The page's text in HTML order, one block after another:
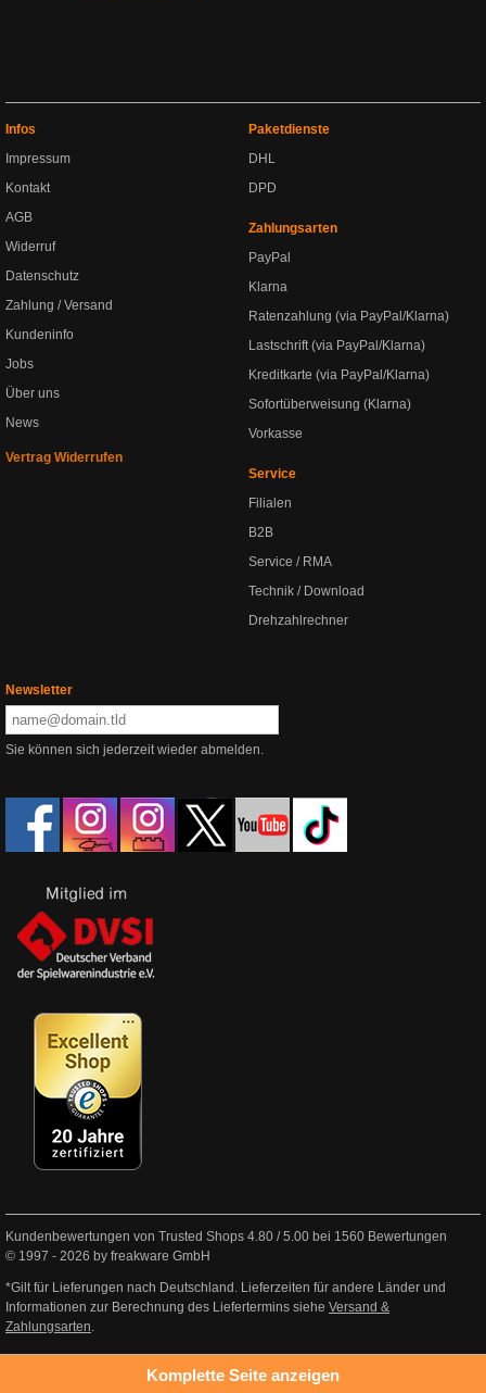
Infos
Impressum
Kontakt
AGB
Widerruf
Datenschutz
Zahlung / Versand
Kundeninfo
Jobs
Über uns
News
Vertrag Widerrufen
Paketdienste
DHL
DPD
Zahlungsarten
PayPal
Klarna
Ratenzahlung (via PayPal/Klarna)
Lastschrift (via PayPal/Klarna)
Kreditkarte (via PayPal/Klarna)
Sofortüberweisung (Klarna)
Vorkasse
Service
Filialen
B2B
Service / RMA
Technik / Download
Drehzahlrechner
Newsletter
Sie können sich jederzeit wieder abmelden.
Kundenbewertungen von Trusted Shops 4.80 /5.00 bei 1560 Bewertungen
© 1997 - 2026 by freakware GmbH
*Gilt für Lieferungen nach Deutschland. Lieferzeiten für andere Länder und
Informationen zur Berechnung des Liefertermins siehe Versand &
Zahlungsarten.
Komplette Seite anzeigen